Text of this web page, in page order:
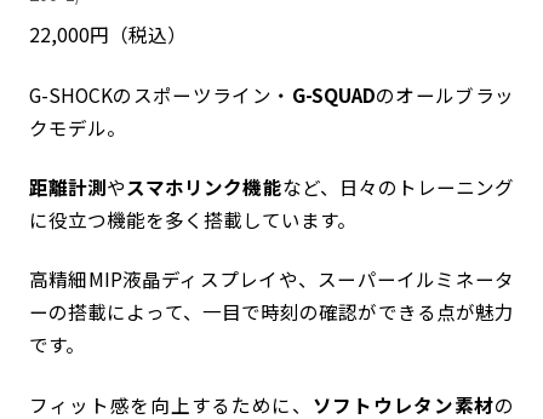
22,000円（税込）
G-SHOCKのスポーツライン・ G-SQUADのオールブラッ
クモデル。
距離計測やスマホリンク機能など、日々のトレーニング
に役立つ機能を多く搭載しています。
高精細MIP液晶ディスプレイや、スーパーイルミネータ
ーの搭載によって、一目で時刻の確認ができる点が魅力
です。
フィット感を向上するために、 ソフトウレタン素材の